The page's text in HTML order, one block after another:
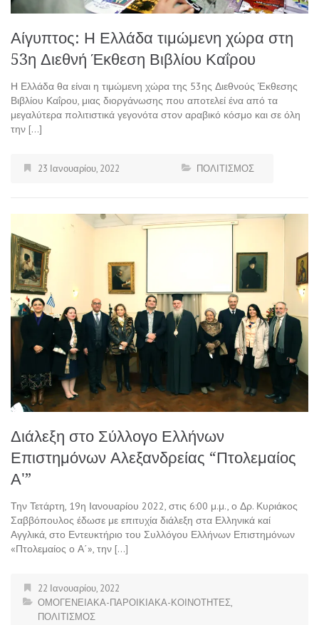
Αίγυπτος: Η Ελλάδα τιμώμενη χώρα στη
53η Διεθνή Έκθεση Βιβλίου Καΐρου
Η Ελλάδα θα είναι η τιμώμενη χώρα της 53ης Διεθνούς Έκθεσης
Βιβλίου Καΐρου, μιας διοργάνωσης που αποτελεί ένα από τα
μεγαλύτερα πολιτιστικά γεγονότα στον αραβικό κόσμο και σε όλη
την […]
23 Ιανουαρίου, 2022 ΠΟΛΙΤΙΣΜΟΣ
Διάλεξη στο Σύλλογο Ελλήνων
Επιστημόνων Αλεξανδρείας “Πτολεμαίος
Α'”
Την Τετάρτη, 19η Ιανουαρίου 2022, στις 6:00 μ.μ., ο Δρ. Κυριάκος
Σαββόπουλος έδωσε με επιτυχία διάλεξη στα Ελληνικά καί
Αγγλικά, στο Εντευκτήριο του Συλλόγου Ελλήνων Επιστημόνων
«Πτολεμαίος ο Α΄», την […]
22 Ιανουαρίου, 2022
ΟΜΟΓΕΝΕΙΑΚΑ-ΠΑΡΟΙΚΙΑΚΑ-ΚΟΙΝΟΤΗΤΕΣ,
ΠΟΛΙΤΙΣΜΟΣ